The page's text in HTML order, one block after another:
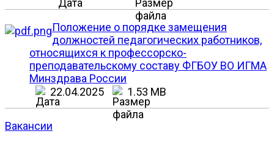
Положение о порядке замещения
должностей педагогических работников,
относящихся к профессорско-
преподавательскому составу ФГБОУ ВО ИГМА
Минздрава России
22.04.2025
1.53 MB
Вакансии